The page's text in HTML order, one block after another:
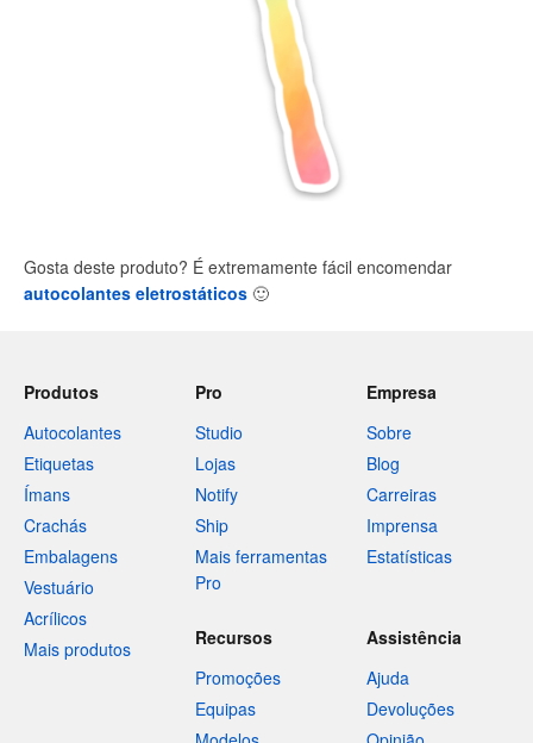
Gosta deste produto? É extremamente fácil encomendar
autocolantes eletrostáticos 🙂
Produtos
Autocolantes
Etiquetas
Ímans
Crachás
Embalagens
Vestuário
Acrílicos
Mais produtos
Pro
Studio
Lojas
Notify
Ship
Mais ferramentas
Pro
Empresa
Sobre
Blog
Carreiras
Imprensa
Estatísticas
Recursos
Promoções
Equipas
Assistência
Ajuda
Devoluções